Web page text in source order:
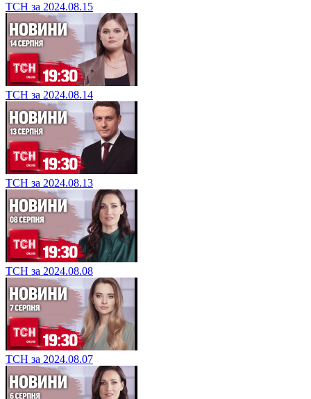
ТСН за 2024.08.15
ТСН за 2024.08.14
ТСН за 2024.08.13
ТСН за 2024.08.08
ТСН за 2024.08.07